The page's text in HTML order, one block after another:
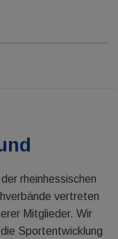
rheinhessischen
vertreten
Mitglieder. Wir
Sportentwicklung